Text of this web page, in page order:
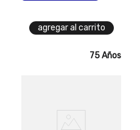
agregar al carrito
75 Años